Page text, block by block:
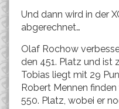
Und dann wird in der
abgerechnet…
Olaf Rochow
den 451. Platz und ist
Tobias liegt mit 29
Robert Mennen
550. Platz, wobei er